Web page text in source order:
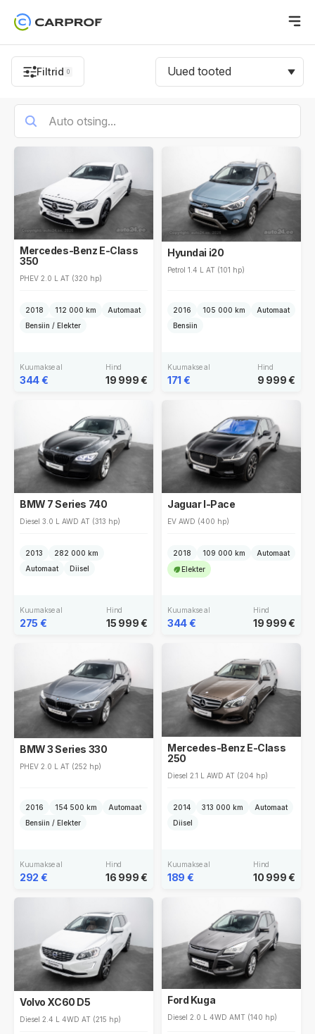
Filtrid 0 Uued tooted
Mercedes-Benz E-Class
350
PHEV 2.0 L AT (320 hp)
2018 112 000 km
Automaat
Bensiin / Elekter
Kuumakse al
344 €
Hind
19 999 €
Hyundai i20
Petrol 1.4 L AT (101 hp)
2016 105 000 km
Automaat
Bensiin
Kuumakse al
171 €
Hind
9 999 €
BMW 7 Series 740
Diesel 3.0 L AWD AT (313 hp)
2013
282 000 km
Automaat
Diisel
Kuumakse al
275 €
Hind
15 999 €
Jaguar I-Pace
EV AWD (400 hp)
2018 109 000 km
Automaat
Elekter
Kuumakse al
344 €
Hind
19 999 €
BMW 3 Series 330
PHEV 2.0 L AT (252 hp)
2016 154 500 km
Automaat
Bensiin / Elekter
Kuumakse al
292 €
Hind
16 999 €
Mercedes-Benz E-Class
250
Diesel 2.1 L AWD AT (204 hp)
2014 313 000 km
Automaat
Diisel
Kuumakse al
189 €
Hind
10 999 €
Volvo XC60 D5
Diesel 2.4 L 4WD AT (215 hp)
Ford Kuga
Diesel 2.0 L 4WD AMT (140 hp)